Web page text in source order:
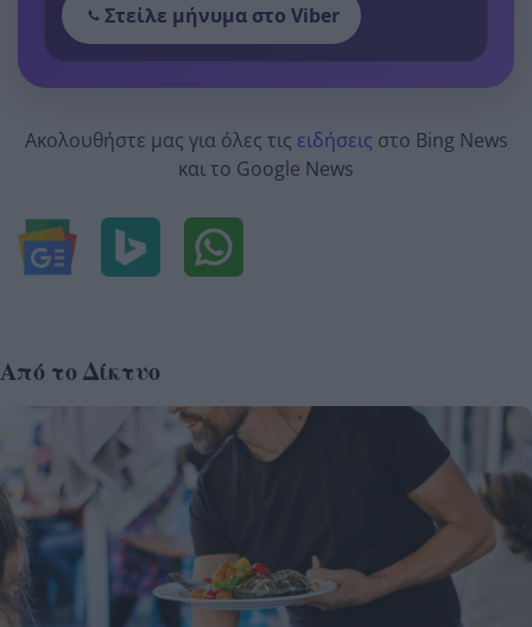
Στείλε μήνυμα στο Viber
Ακολουθήστε μας για όλες τις ειδήσεις στο Bing News
και το Google News
Από το Δίκτυο